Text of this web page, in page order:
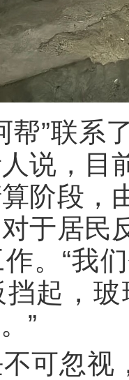
”联系了
说，目
阶段，
于居民
。“我
起，
”
忽视，